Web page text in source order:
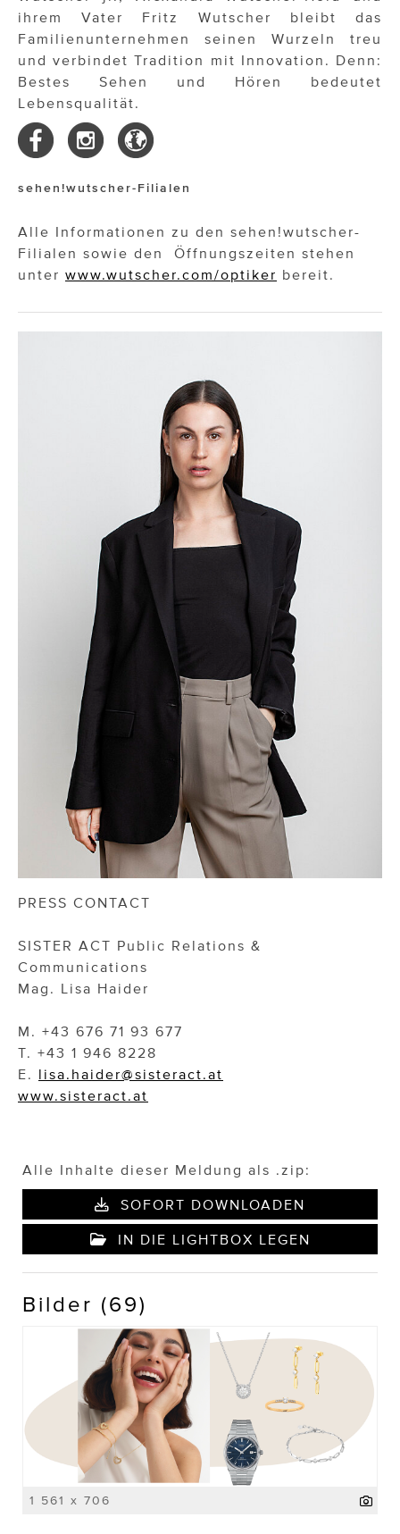
ihrem Vater Fritz Wutscher bleibt das
Familienunternehmen seinen Wurzeln treu
und verbindet Tradition mit Innovation. Denn:
Bestes Sehen und Hören bedeutet
Lebensqualität.
sehen!wutscher-Filialen
Alle Informationen zu den sehen!wutscher-
Filialen sowie den Öffnungszeiten stehen
unter www.wutscher.com/optiker bereit.
PRESS CONTACT
SISTER ACT Public Relations &
Communications
Mag. Lisa Haider
M. +43 676 71 93 677
T. +43 1 946 8228
E. lisa.haider@sisteract.at
www.sisteract.at
Alle Inhalte dieser Meldung als .zip:
SOFORT DOWNLOADEN
IN DIE LIGHTBOX LEGEN
Bilder (69)
1 561 x 706